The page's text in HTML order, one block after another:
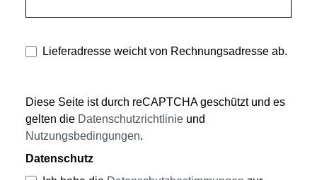
Lieferadresse weicht von Rechnungsadresse ab.
Diese Seite ist durch reCAPTCHA geschützt und es
gelten die Datenschutzrichtlinie und
Nutzungsbedingungen.
Datenschutz